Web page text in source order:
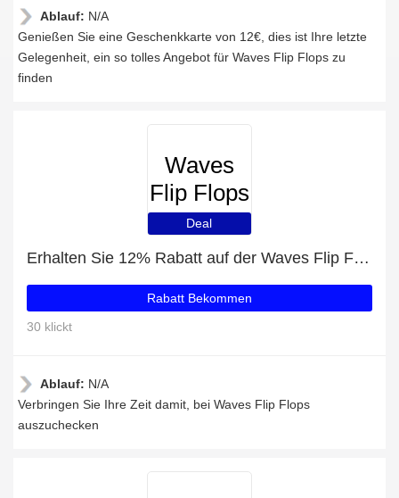
Ablauf: N/A
Genießen Sie eine Geschenkkarte von 12€, dies ist Ihre letzte
Gelegenheit, ein so tolles Angebot für Waves Flip Flops zu
finden
Waves
Flip Flops
Deal
Erhalten Sie 12% Rabatt auf der Waves Flip Flops-Website
Rabatt Bekommen
30 klickt
Ablauf: N/A
Verbringen Sie Ihre Zeit damit, bei Waves Flip Flops
auszuchecken